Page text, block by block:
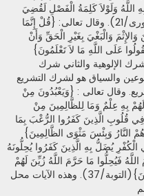
اللَّهُ وَلَوْلاَ كَلِمَةُ الْفَصْلِ لَقُضِيَ
بَيْنَهُمْ وَإِنَّ الظَّالِمِينَ لَهُمْ عَذَابٌ أَلِيمٌ}(الشورى/21). وقال تعالى: {قُلْ إِنَّمَا
وَالْبَغْيَ بِغَيْرِ الْحَقِّ وَأَنْ
عَلَى اللَّهِ مَا لاَ تَعْلَمُونَ}
شرك الإلوهية والثاني شرك
والسياق هو لشرك التشريع
وقال تعالى : {وَيَعْبُدُونَ مِنْ
بِهِ عِلْمٌ وَمَا لِلظَّالِمِينَ مِنْ
فِي قُلُوبِ الَّذِينَ كَفَرُوا الرُّعْبَ بِمَا
النَّارُ وَبِئْسَ مَثْوَى الظَّالِمِينَ}
فِي الْكُفْرِ يُضَلُّ بِهِ الَّذِينَ كَفَرُوا يُحِلُّونَهُ
فَيُحِلُّوا مَا حَرَّمَ اللَّهُ زُيِّنَ لَهُمْ
سُوءُ أَعْمَالِهِمْ وَاللَّهُ لاَ يَهْدِي الْقَوْمَ الْكَافِرِينَ}(التوبة/37). وهذه الآيات محل